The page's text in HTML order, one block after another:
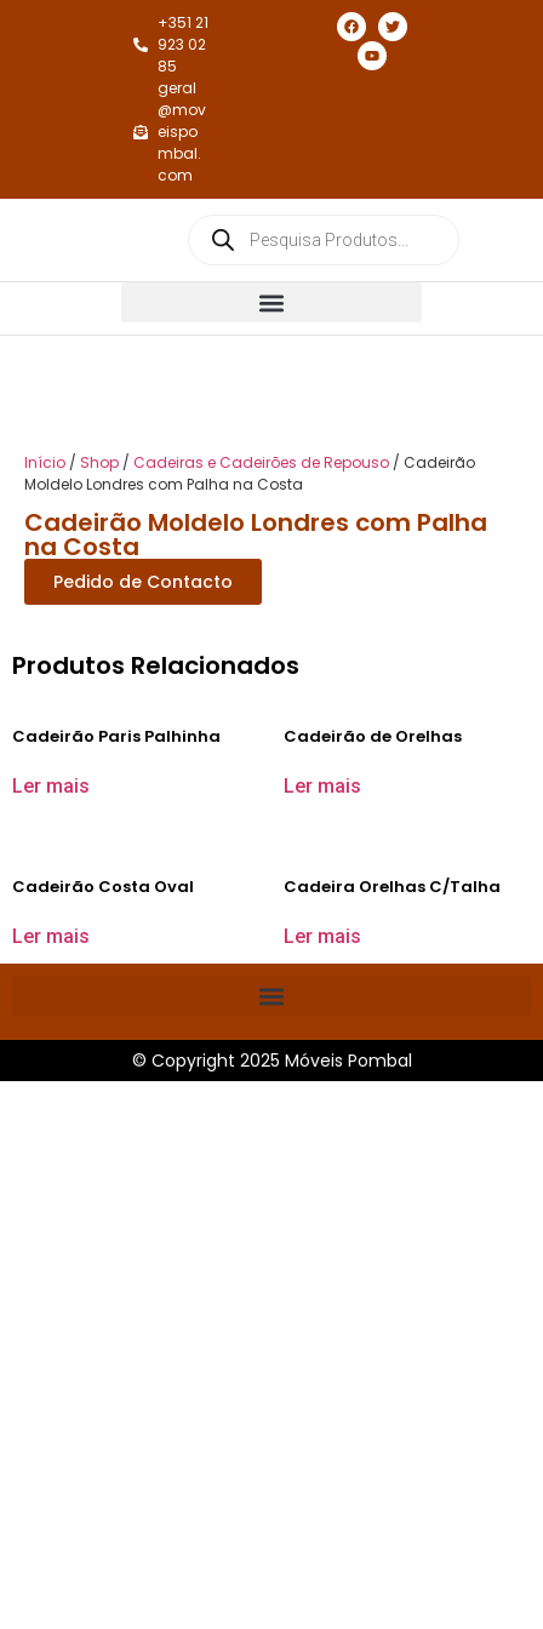
+351 21
923 02
85
geral
@mov
eispo
mbal.
com
Início / Shop / Cadeiras e Cadeirões de Repouso / Cadeirão
Moldelo Londres com Palha na Costa
Cadeirão Moldelo Londres com Palha
na Costa
Pedido de Contacto
Produtos Relacionados
Cadeirão Paris Palhinha
Ler mais
Cadeirão de Orelhas
Ler mais
Cadeirão Costa Oval
Ler mais
Cadeira Orelhas C/Talha
Ler mais
© Copyright 2025 Móveis Pombal